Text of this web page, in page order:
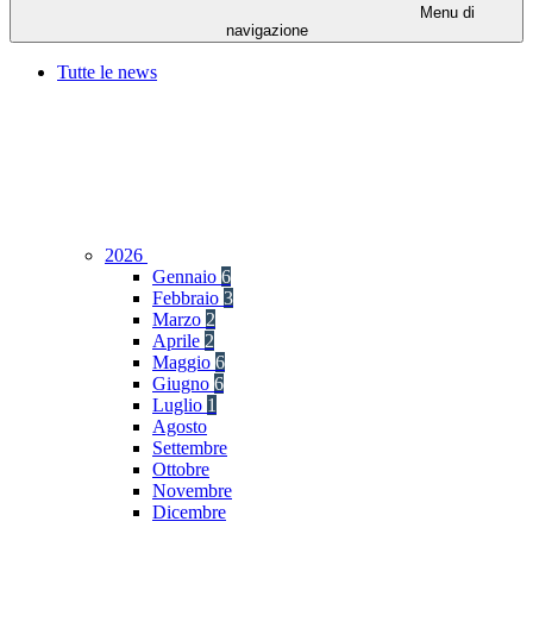
Menu di
navigazione
Tutte le news
2026
Gennaio 6
Febbraio 3
Marzo 2
Aprile 2
Maggio 6
Giugno 6
Luglio 1
Agosto
Settembre
Ottobre
Novembre
Dicembre